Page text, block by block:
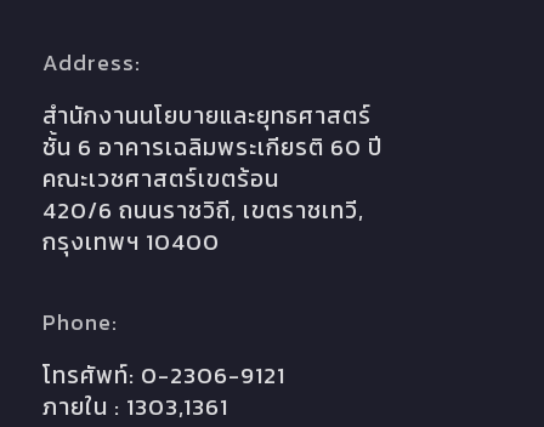
Address:
สำนักงานนโยบายและยุทธศาสตร์
ชั้น 6 อาคารเฉลิมพระเกียรติ 60 ปี
คณะเวชศาสตร์เขตร้อน
420/6 ถนนราชวิถี, เขตราชเทวี,
กรุงเทพฯ 10400
Phone:
โทรศัพท์: 0-2306-9121
ภายใน : 1303,1361